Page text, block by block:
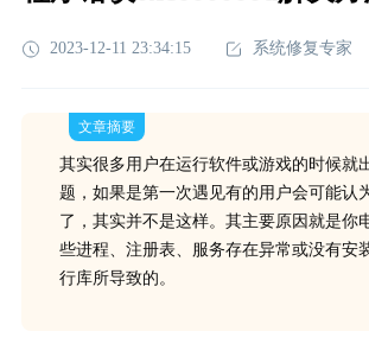
2023-12-11 23:34:15 系统修复专家
文章摘要
其实很多用户在运行软件或游戏的时候就
题，如果是第一次遇见有的用户会可能认
了，其实并不是这样。其主要原因就是你
些进程、注册表、服务存在异常或没有安
行库所导致的。